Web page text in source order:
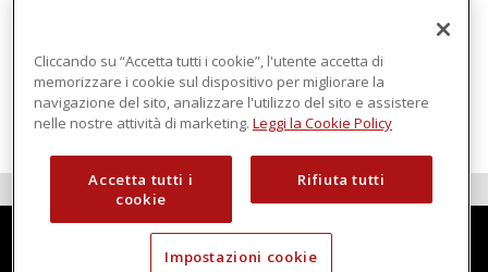
intelligenza in cloud
Cliccando su “Accetta tutti i cookie”, l'utente accetta di
memorizzare i cookie sul dispositivo per migliorare la
navigazione del sito, analizzare l'utilizzo del sito e assistere
nelle nostre attività di marketing. Leggi la Cookie Policy
Accetta tutti i
cookie
Rifiuta tutti
Impostazioni cookie